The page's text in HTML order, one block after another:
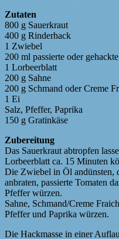
Zutaten
800 g Sauerkraut
400 g Rinderhack
1 Zwiebel
200 ml passierte oder
1 Lorbeerblatt
200 g Sahne
200 g Schmand oder Creme
1 Ei
Salz, Pfeffer, Paprika
150 g Gratinkäse
Zubereitung
Das Sauerkraut abtropfen
Lorbeerblatt ca. 15 Minuten
Die Zwiebel in Öl andünsten,
anbraten, passierte Tomaten
Pfeffer würzen.
Sahne, Schmand/Creme
Pfeffer und Paprika würzen.
Die Hackmasse in einer